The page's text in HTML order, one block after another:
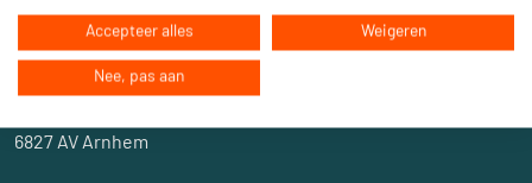
Cleantech Park Arnhem
6827 AV Arnhem
Accepteer alles Weigeren
Nee, pas aan